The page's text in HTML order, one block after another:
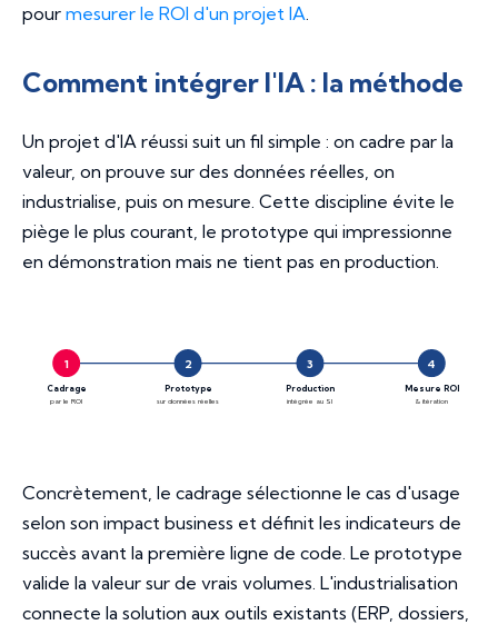
pour mesurer le ROI d'un projet IA.
Comment intégrer l'IA : la méthode
Un projet d'IA réussi suit un fil simple : on cadre par la
valeur, on prouve sur des données réelles, on
industrialise, puis on mesure. Cette discipline évite le
piège le plus courant, le prototype qui impressionne
en démonstration mais ne tient pas en production.
1
Cadrage
par le ROI
2
Prototype
sur données réelles
3
Production
intégrée au SI
4
Mesure ROI
& itération
Concrètement, le cadrage sélectionne le cas d'usage
selon son impact business et définit les indicateurs de
succès avant la première ligne de code. Le prototype
valide la valeur sur de vrais volumes. L'industrialisation
connecte la solution aux outils existants (ERP, dossiers,